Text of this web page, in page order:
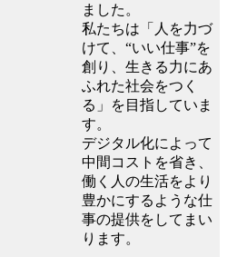
ました。
私たちは「人を力づ
けて、“いい仕事”を
創り、生きる力にあ
ふれた社会をつく
る」を目指していま
す。
デジタル化によって
中間コストを省き、
働く人の生活をより
豊かにするような仕
事の提供をしてまい
ります。